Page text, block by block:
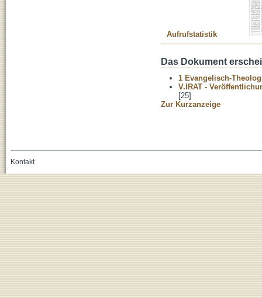
Aufrufstatistik
Das Dokument
1 Evangelisch-
V.IRAT -
[25]
Zur Kurzanzeige
Kontakt